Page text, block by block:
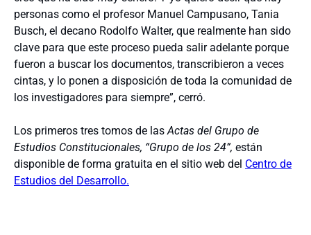
personas como el profesor Manuel Campusano, Tania
Busch, el decano Rodolfo Walter, que realmente han sido
clave para que este proceso pueda salir adelante porque
fueron a buscar los documentos, transcribieron a veces
cintas, y lo ponen a disposición de toda la comunidad de
los investigadores para siempre”, cerró.
Los primeros tres tomos de lasActas del Grupo de
Estudios Constitucionales, “Grupo de los 24”, están
disponible de forma gratuita en el sitio web del Centro de
Estudios del Desarrollo.